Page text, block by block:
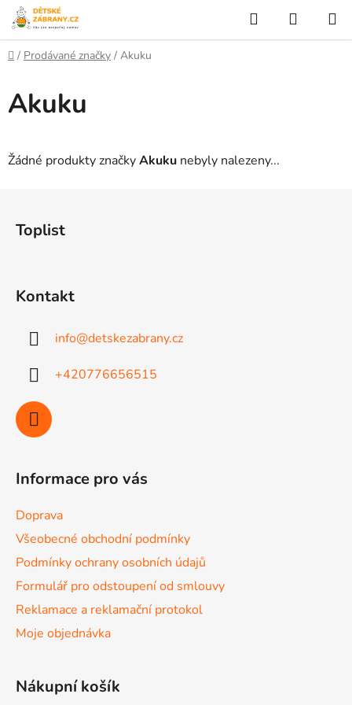
Přejít
na
obsah
Hledat
KOŠÍK
Domů
/ Prodávané značky / Akuku
Akuku
Žádné produkty značkyAkuku nebyly nalezeny...
Toplist
Kontakt
info@detskezabrany.cz
+420776656515
Informace pro vás
Doprava
Všeobecné obchodní podmínky
Podmínky ochrany osobních údajů
Formulář pro odstoupení od smlouvy
Reklamace a reklamační protokol
Moje objednávka
Nákupní košík